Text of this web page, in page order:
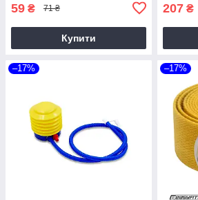
59 ₴ 71 ₴
Купити
207 ₴
–17% –17%